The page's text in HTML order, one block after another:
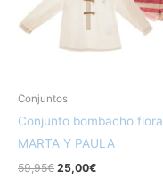
Conjuntos
Conjunto bombacho flora
MARTA Y PAULA
59,95€ 25,00€